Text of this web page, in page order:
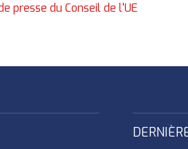
presse du Conseil de l'UE